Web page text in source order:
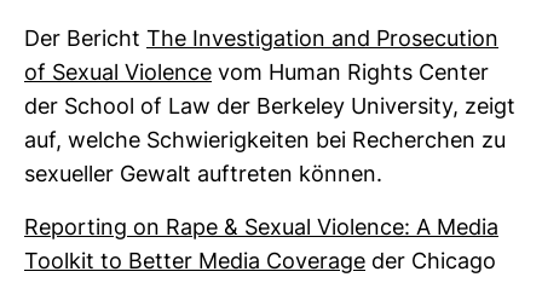
Der Bericht The Inves­ti­ga­tion and Pro­se­cu­tion
of Sexual Vio­lence vom Human Rights Center
der School of Law der Ber­keley Uni­ver­sity, zeigt
auf, welche Schwie­rig­keiten bei Recher­chen zu
sexu­eller Gewalt auf­treten können.
Repor­ting on Rape & Sexual Vio­lence: A Media
Toolkit to Better Media Coverage der Chi­cago